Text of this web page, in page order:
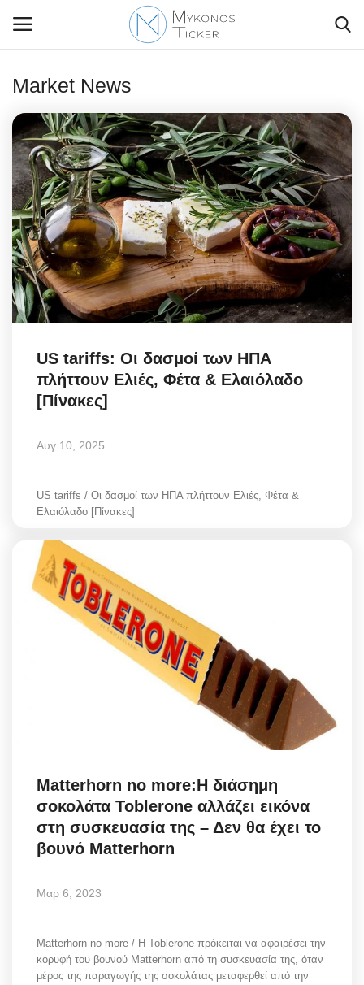
Contact Us
Politique
Business
Travel
World
Style Adorés
Mykonos
Mykonos Ticker TV
Sport
Aegean Islands
Σεβασμιώτατος Δωρόθεος Β’
L’Art des Sens
Market News
US tariffs: Οι δασμοί των ΗΠΑ
πλήττουν Ελιές, Φέτα & Ελαιόλαδο
[Πίνακες]
Αυγ 10, 2025
US tariffs / Οι δασμοί των ΗΠΑ πλήττουν Ελιές, Φέτα &
Ελαιόλαδο [Πίνακες]
Matterhorn no more:Η διάσημη
σοκολάτα Toblerone αλλάζει εικόνα
στη συσκευασία της – Δεν θα έχει το
βουνό Matterhorn
Μαρ 6, 2023
Matterhorn no more / Η Toblerone πρόκειται να αφαιρέσει την
κορυφή του βουνού Matterhorn από τη συσκευασία της, όταν
μέρος της παραγωγής της σοκολάτας μεταφερθεί από την